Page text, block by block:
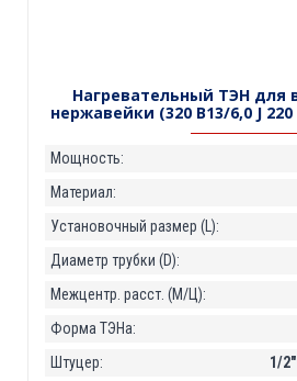
Нагревательный ТЭН для
нержавейки (320 В13/6,0 J
Мощность:
Материал:
Установочный размер (L):
Диаметр трубки (D):
Межцентр. расст. (М/Ц):
Форма ТЭНа:
Штуцер:
1/